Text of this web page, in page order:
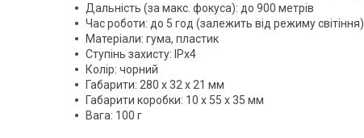
Дальність (за макс. фокуса): до 900 метрів
Час роботи: до 5 год (залежить від режиму світіння)
Матеріали: гума, пластик
Ступінь захисту: IPx4
Колір: чорний
Габарити: 280 х 32 х 21 мм
Габарити коробки: 10 х 55 х 35 мм
Вага: 100 г